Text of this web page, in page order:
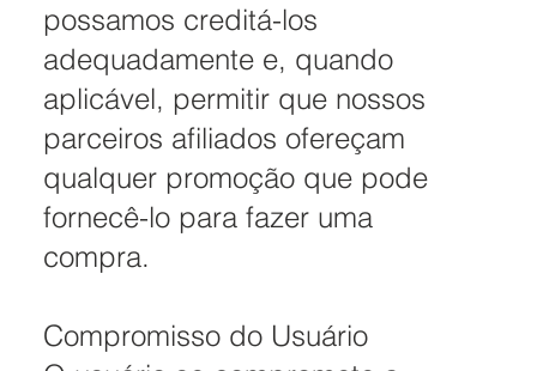
possamos creditá-los
adequadamente e, quando
aplicável, permitir que nossos
parceiros afiliados ofereçam
qualquer promoção que pode
fornecê-lo para fazer uma
compra.
Compromisso do Usuário